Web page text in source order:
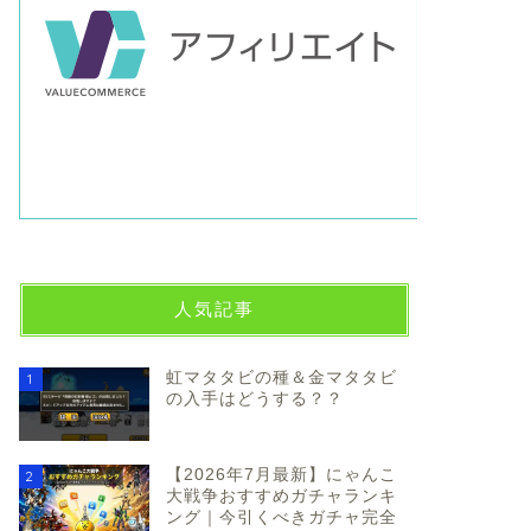
人気記事
1
虹マタタビの種＆金マタタビ
の入手はどうする？？
2
【2026年7月最新】にゃんこ
大戦争おすすめガチャランキ
ング｜今引くべきガチャ完全